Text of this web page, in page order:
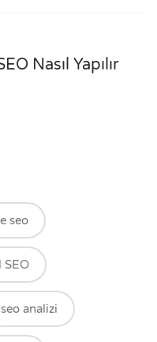
Nasıl Yapılır
seo
SEO
seo analizi